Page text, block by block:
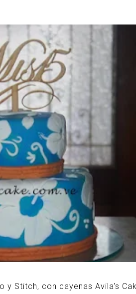
Stitch, con cayenas Avila's